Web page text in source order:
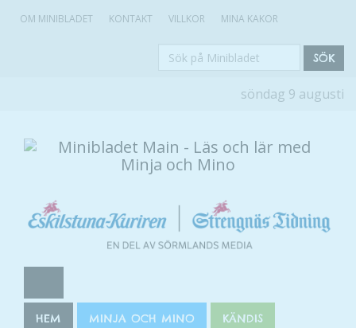
OM MINIBLADET KONTAKT VILLKOR MINA KAKOR
Sök
SÖK
söndag 9 augusti
HEM MINJA OCH MINO KÄNDIS